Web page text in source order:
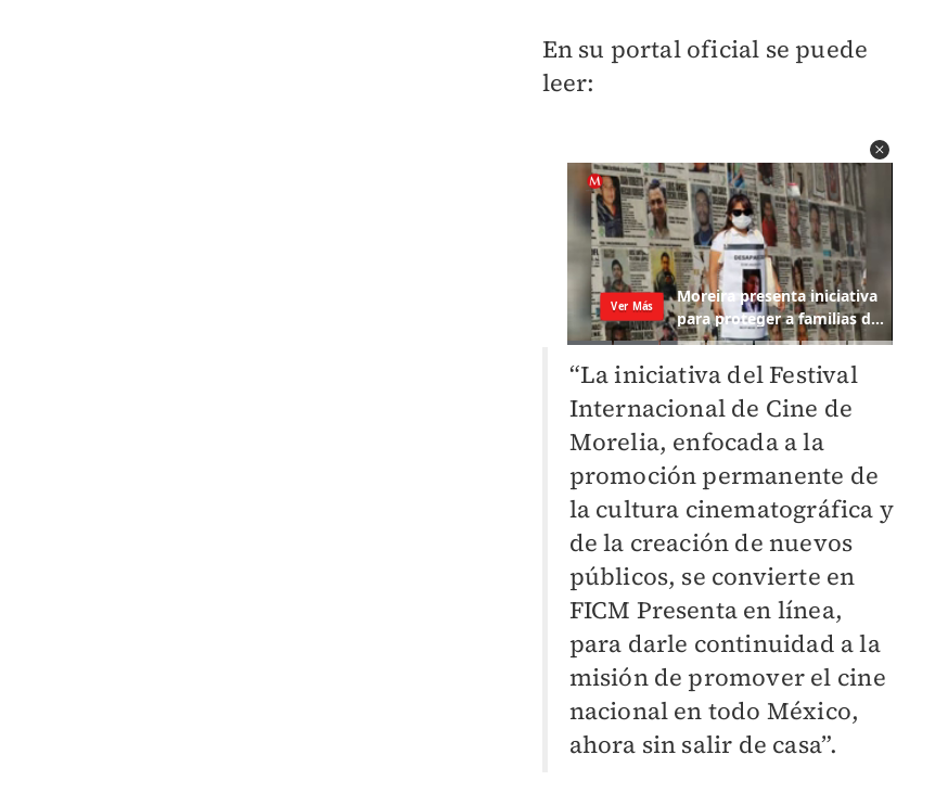
En su portal oficial se puede
leer:
“La iniciativa del Festival
Internacional de Cine de
Morelia, enfocada a la
promoción permanente de
la cultura cinematográfica y
de la creación de nuevos
públicos, se convierte en
FICM Presenta en línea,
para darle continuidad a la
misión de promover el cine
nacional en todo México,
ahora sin salir de casa”.